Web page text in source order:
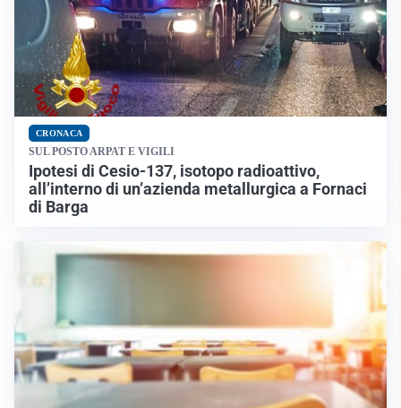
CRONACA
SUL POSTO ARPAT E VIGILI
Ipotesi di Cesio-137, isotopo radioattivo,
all’interno di un’azienda metallurgica a Fornaci
di Barga